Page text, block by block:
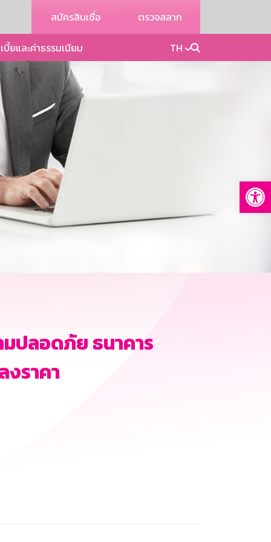
สมัครสินเชื่อ ตรวจสลาก
บี้ยและค่าธรรมเนียม TH
มปลอดภัย ธนาคาร
ราคา